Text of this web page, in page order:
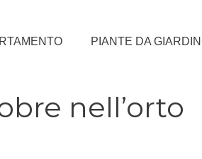
PIANTE DA
nell’orto